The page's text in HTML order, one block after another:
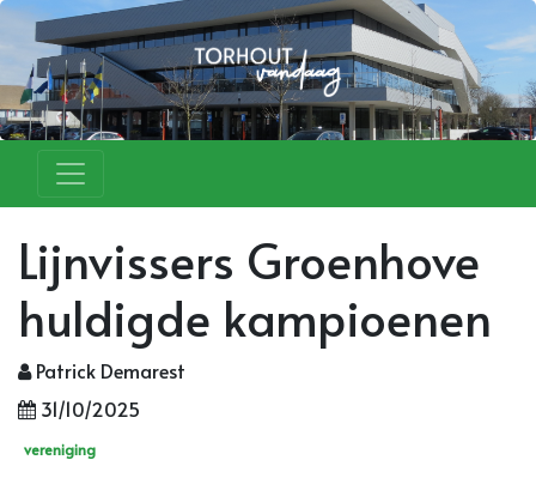
Lijnvissers Groenhove
huldigde kampioenen
Patrick Demarest
31/10/2025
vereniging